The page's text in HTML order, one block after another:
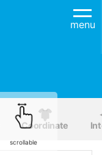
menu
Coordinate
scrollable